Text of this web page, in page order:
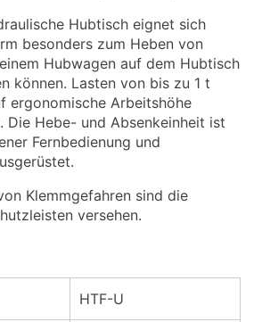
Hubtisch eignet sich
besonders zum Heben von
Hubwagen auf dem Hubtisch
können. Lasten von bis zu 1 t
ergonomische Arbeitshöhe
Die Hebe- und Absenkeinheit ist
Fernbedienung und
Klemmgefahren sind die
versehen.
HTF-U